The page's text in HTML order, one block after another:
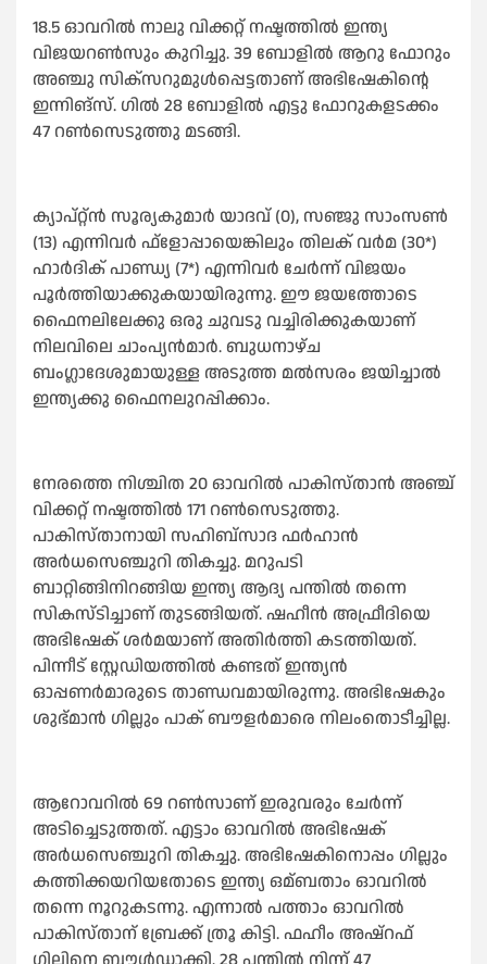
18.5 ഓവറില്‍ നാലു വിക്കറ്റ് നഷ്ടത്തില്‍ ഇന്ത്യ
വിജയറണ്‍സും കുറിച്ചു. 39 ബോളില്‍ ആറു ഫോറും
അഞ്ചു സിക്‌സറുമുള്‍പ്പെട്ടതാണ് അഭിഷേകിന്റെ
ഇന്നിങ്‌സ്. ഗില്‍ 28 ബോളില്‍ എട്ടു ഫോറുകളടക്കം
47 റണ്‍സെടുത്തു മടങ്ങി.
ക്യാപ്റ്റ്ന്‍ സൂര്യകുമാര്‍ യാദവ് (0), സഞ്ജു സാംസണ്‍
(13) എന്നിവര്‍ ഫ്‌ളോപ്പായെങ്കിലും തിലക് വര്‍മ (30*)
ഹാര്‍ദിക് പാണ്ഡ്യ (7*) എന്നിവര്‍ ചേര്‍ന്ന് വിജയം
പൂര്‍ത്തിയാക്കുകയായിരുന്നു. ഈ ജയത്തോടെ
ഫൈനലിലേക്കു ഒരു ചുവടു വച്ചിരിക്കുകയാണ്
നിലവിലെ ചാംപ്യന്‍മാര്‍. ബുധനാഴ്ച
ബംഗ്ലാദേശുമായുള്ള അടുത്ത മല്‍സരം ജയിച്ചാല്‍
ഇന്ത്യക്കു ഫൈനലുറപ്പിക്കാം.
നേരത്തെ നിശ്ചിത 20 ഓവറില്‍ പാകിസ്താൻ അഞ്ച്
വിക്കറ്റ് നഷ്ടത്തില്‍ 171 റണ്‍സെടുത്തു.
പാകിസ്താനായി സഹിബ്സാദ ഫർഹാൻ
അർധസെഞ്ചുറി തികച്ചു. മറുപടി
ബാറ്റിങ്ങിനിറങ്ങിയ ഇന്ത്യ ആദ്യ പന്തില്‍ തന്നെ
സികസ്ടിച്ചാണ് തുടങ്ങിയത്. ഷഹീൻ അഫ്രീദിയെ
അഭിഷേക് ശർമയാണ് അതിർത്തി കടത്തിയത്.
പിന്നീട് സ്റ്റേഡിയത്തില്‍ കണ്ടത് ഇന്ത്യൻ
ഓപ്പണർമാരുടെ താണ്ഡവമായിരുന്നു. അഭിഷേകും
ശുഭ്മാൻ ഗില്ലും പാക് ബൗളർമാരെ നിലംതൊടീച്ചില്ല.
ആറോവറില്‍ 69 റണ്‍സാണ് ഇരുവരും ചേർന്ന്
അടിച്ചെടുത്തത്. എട്ടാം ഓവറില്‍ അഭിഷേക്
അർധസെഞ്ചുറി തികച്ചു. അഭിഷേകിനൊപ്പം ഗില്ലും
കത്തിക്കയറിയതോടെ ഇന്ത്യ ഒമ്ബതാം ഓവറില്‍
തന്നെ നൂറുകടന്നു. എന്നാല്‍ പത്താം ഓവറില്‍
പാകിസ്താന് ബ്രേക്ക് ത്രൂ കിട്ടി. ഫഹീം അഷ്റഫ്